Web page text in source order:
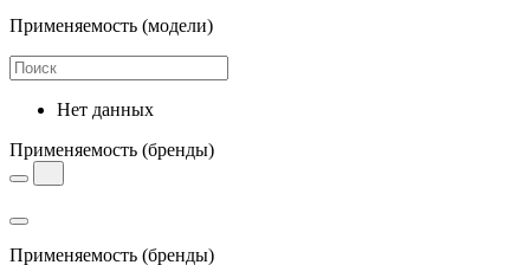
Применяемость (модели)
Нет данных
Применяемость (бренды)
Применяемость (бренды)